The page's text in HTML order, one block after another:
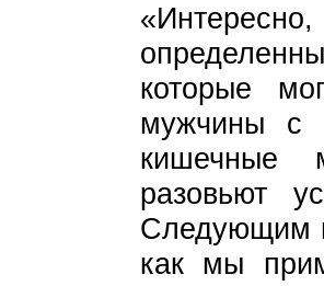
которые
мужчины с
кишечные
разовьют
Следующим
как мы